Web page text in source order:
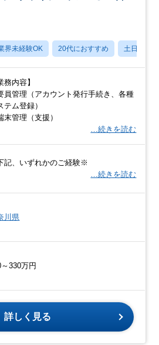
界未経験OK 20代におすすめ 土日祝休み
務内容】
員管理（アカウント発行手続き、各種
テム登録）
末管理（支援）
…続きを読む
記、いずれかのご経験※
…続きを読む
川県
330万円
詳しく見る